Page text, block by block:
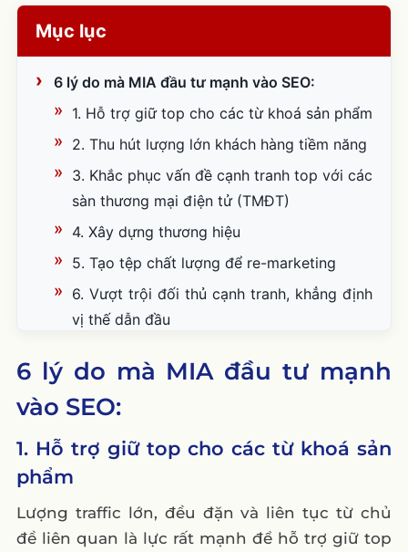
Mục lục
6 lý do mà MIA đầu tư mạnh vào SEO:
1. Hỗ trợ giữ top cho các từ khoá sản phẩm
2. Thu hút lượng lớn khách hàng tiềm năng
3. Khắc phục vấn đề cạnh tranh top với các
sàn thương mại điện tử (TMĐT)
4. Xây dựng thương hiệu
5. Tạo tệp chất lượng để re-marketing
6. Vượt trội đối thủ cạnh tranh, khẳng định
vị thế dẫn đầu
6 lý do mà MIA đầu tư mạnh
vào SEO:
1. Hỗ trợ giữ top cho các từ khoá sản
phẩm
Lượng traffic lớn, đều đặn và liên tục từ chủ
đề liên quan là lực rất mạnh để hỗ trợ giữ top